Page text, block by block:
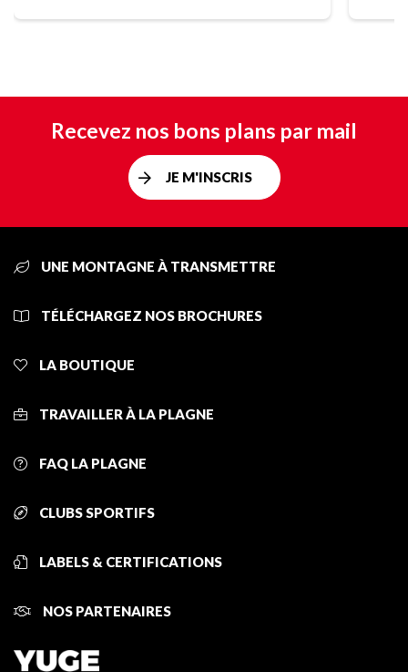
Recevez nos bons plans par mail
JE M'INSCRIS
UNE MONTAGNE À TRANSMETTRE
TÉLÉCHARGEZ NOS BROCHURES
LA BOUTIQUE
TRAVAILLER À LA PLAGNE
FAQ LA PLAGNE
CLUBS SPORTIFS
LABELS & CERTIFICATIONS
NOS PARTENAIRES